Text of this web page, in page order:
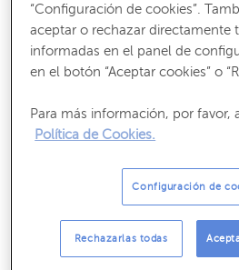
A la hora de elegir entre una u
varias preguntas. En primer lugar,
si es parauna casa o una
respuesta serácaldera de biomasa
con unaestufa de biomasa.
Como la función de la caldera de
es más elevado y la
que para una estufa de pellets.
Por otro lado, como decíamos
“Configuración de cookies”.
aceptar o rechazar directamente
informadas en el panel de
en el botón “Aceptar cookies” o
Para más información, por favor,
Política de Cookies.
Configuración de
Rechazarlas todas